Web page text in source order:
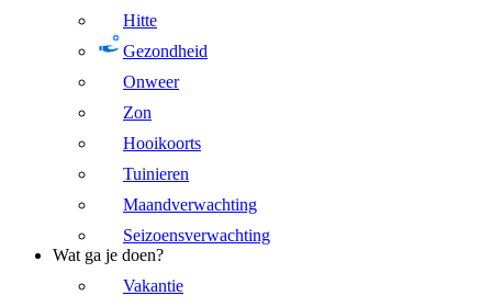
Hitte
Gezondheid
Onweer
Zon
Hooikoorts
Tuinieren
Maandverwachting
Seizoensverwachting
Wat ga je doen?
Vakantie